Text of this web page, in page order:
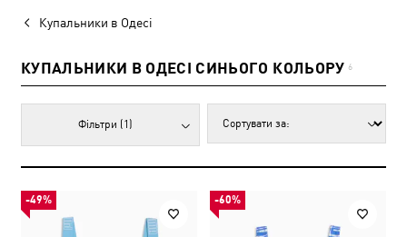
Купальники в Одесі
КУПАЛЬНИКИ В ОДЕСІ СИНЬОГО КОЛЬОРУ 6
Фільтри (1)
-49% -60%